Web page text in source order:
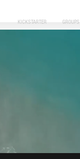
KICKSTARTER GROUPS